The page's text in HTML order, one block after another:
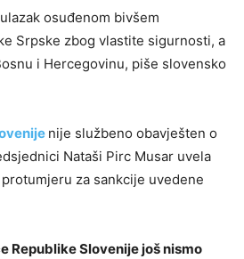
osuđenom bivšem
Srpske zbog vlastite sigurnosti, a
i Hercegovinu, piše slovensko
nije službeno obavješten o
Nataši Pirc Musar uvela
za sankcije uvedene
Republike Slovenije još nismo